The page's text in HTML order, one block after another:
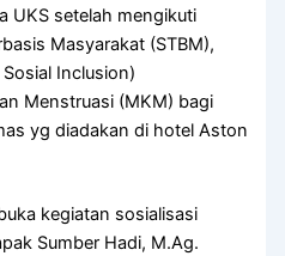
UKS setelah mengikuti
Masyarakat (STBM),
Inclusion)
Menstruasi (MKM) bagi
yg diadakan di hotel Aston
kegiatan sosialisasi
Sumber Hadi, M.Ag.